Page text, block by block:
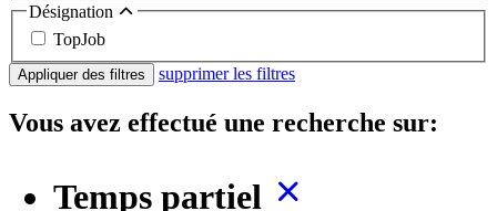
Désignation
TopJob
Appliquer des filtres supprimer les filtres
Vous avez effectué une recherche sur:
Temps partiel